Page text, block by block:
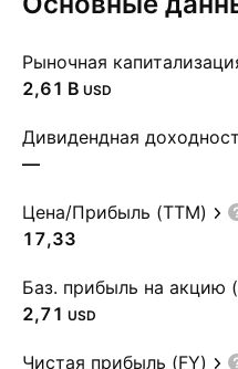
Рыночная
‪2,61 B‬ USD
Дивидендная
—
Цена/Прибыль (TTM)
17,33
Баз. прибыль на акцию
2,71 USD
Чистая прибыль (FY)